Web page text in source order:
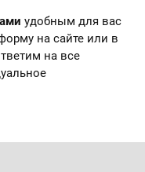
удобным для вас
на сайте или в
на все